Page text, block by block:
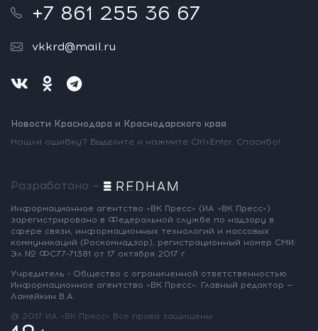
+7 861 255 36 67
vkkrd@mail.ru
Новости Краснодара и Краснодарского края
Нашли ошибку? Выделите и нажмите Ctrl+Enter. Спасибо!
Разработано —
Информационное агентство «ВК Пресс» (ИА «ВК Пресс»)
зарегистрировано в Федеральной службе по надзору в
сфере связи, информационных технологий и массовых
коммуникаций (Роскомнадзор), регистрационный номер СМИ:
Эл № ФС77-71381 от 17 октября 2017 г.
Учредитель - Общество с ограниченной ответственностью
Информационное агентство «ВК Пресс». Главный редактор —
Ламейкин В.А.
@ 2017 ИА «ВК Пресс» Все права защищены